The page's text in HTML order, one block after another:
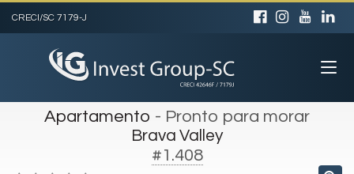
CRECI/SC 7179-J
Apartamento - Pronto para morar
Brava Valley
#1.408